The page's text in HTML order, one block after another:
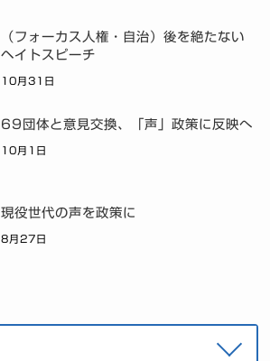
（フォーカス人権・自治）後を絶たない
ヘイトスピーチ
10月31日
69団体と意見交換、「声」政策に反映へ
10月1日
現役世代の声を政策に
8月27日